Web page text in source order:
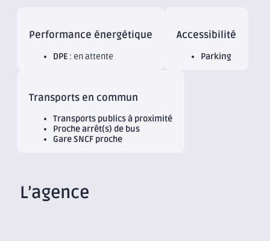
Performance énergétique
DPE : en attente
Accessibilité
Parking
Transports en commun
Transports publics à proximité
Proche arrêt(s) de bus
Gare SNCF proche
L’agence